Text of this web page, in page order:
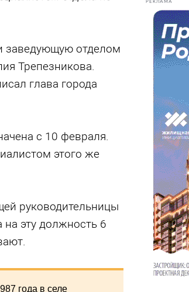
заведующую отделом
Трепезникова.
глава города
с 10 февраля.
этого же
руководительницы
на эту должность 6
года в селе
РЕКЛАМА